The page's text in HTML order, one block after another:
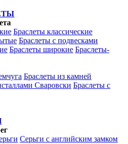
Браслеты классические
Браслеты с подвесками
Браслеты широкие Браслеты-
Браслеты из камней
Сваровски Браслеты с
Серьги с английским замком